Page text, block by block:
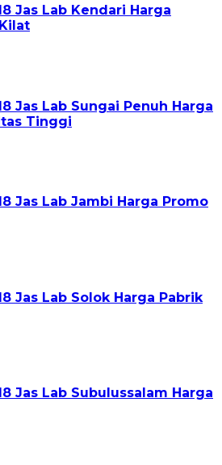
Jas Lab Kendari Harga
Jas Lab Sungai Penuh Harga
Tinggi
Jas Lab Jambi Harga Promo
Jas Lab Solok Harga Pabrik
Jas Lab Subulussalam Harga